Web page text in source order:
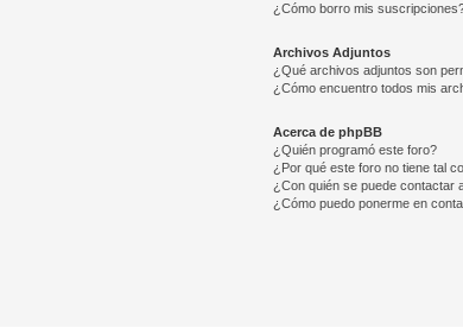
¿Cómo borro mis
Archivos Adjuntos
¿Qué archivos adjuntos son
¿Cómo encuentro todos mis
Acerca de phpBB
¿Quién programó este foro?
¿Por qué este foro no tiene tal
¿Con quién se puede contactar
¿Cómo puedo ponerme en